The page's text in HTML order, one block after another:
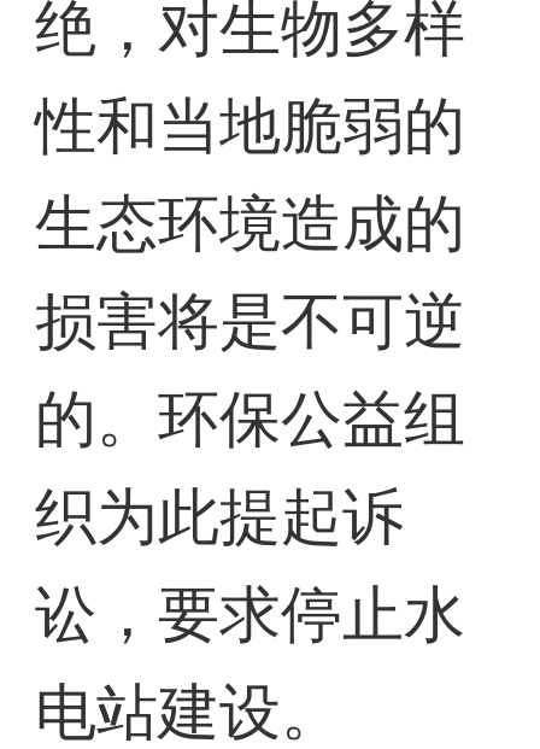
绝，对生物多样
性和当地脆弱的
生态环境造成的
损害将是不可逆
的。环保公益组
织为此提起诉
讼，要求停止水
电站建设。